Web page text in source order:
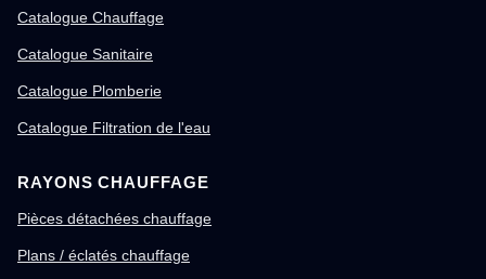
Catalogue Chauffage
Catalogue Sanitaire
Catalogue Plomberie
Catalogue Filtration de l'eau
RAYONS CHAUFFAGE
Pièces détachées chauffage
Plans / éclatés chauffage